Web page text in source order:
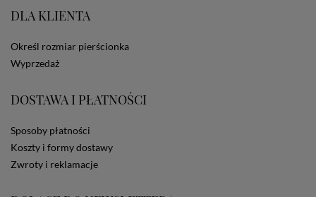
portale społecznościowe, np. Facebook). Korzystanie
ze Sklepu bez zmiany ustawień w przeglądarce
zamieszczane w urządzeniu końcowym każdego
użytkownika. Jeżeli użytkownik nie wyraża zgody na
ustawienia swojej przeglądarki.
informacji o plikach cookies.
DLA KLIENTA
Określ rozmiar pierścionka
Wyprzedaż
DOSTAWA I PŁATNOŚCI
Sposoby płatności
Koszty i formy dostawy
Zwroty i reklamacje